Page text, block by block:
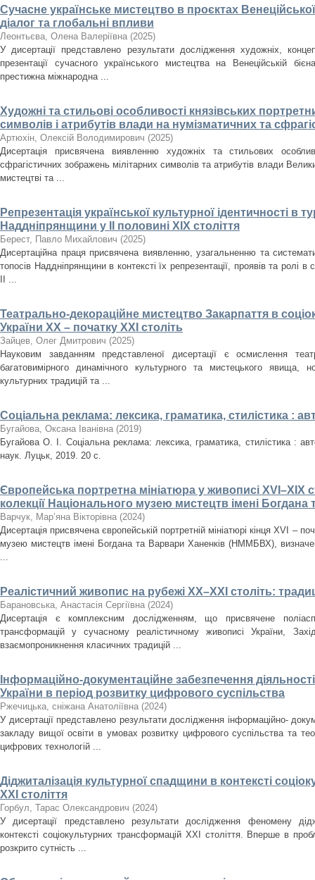
Сучасне українське мистецтво в проєктах
діалог та глобальні впливи
Леонтьєва, Олена Валеріївна (2025)
У дисертації представлено результати дослідження художніх,
презентації сучасного українського мистецтва на Венеційській
престижна міжнародна ...
Художні та стильові особливості князівських
символів і атрибутів влади на нумізматичних та
Артюхін, Олексій Володимирович (2025)
Дисертація присвячена виявленню художніх та стильових
сфрагістичних зображень мілітарних символів та атрибутів влади
мистецтві та ...
Репрезентація української культурної ідентичності в
Наддніпрянщини у ІІ половині XIX століття
Берест, Павло Михайлович (2025)
Дисертаційна праця присвячена виявленню, узагальненню та
топосів Наддніпрянщини в контексті їх репрезентації, проявів та ролі в
ІІ ...
Театрально-декораційне мистецтво Закарпаття в
України ХХ – початку ХХІ століть
Зайцев, Олег Дмитрович (2025)
Науковим завданням представленої дисертації є осмислення
багатовимірного динамічного культурного та мистецького явища,
культурних традицій та ...
Соціальна реклама: лексика, граматика, стилістика :
Бугайова, Оксана Іванівна (2019)
Бугайова О. І. Соціальна реклама: лексика, граматика, стилістика :
наук. Луцьк, 2019. 20 с.
Європейська портретна мініатюра у живописі XVI–XIX
колекції Національного музею мистецтв імені Богдана
Варчук, Мар’яна Вікторівна (2024)
Дисертація присвячена європейській портретній мініатюрі кінця XVI –
музею мистецтв імені Богдана та Варвари Ханенків (НММБВХ),
...
Реалістичний живопис на рубежі ХХ–ХХІ століть:
Барановська, Анастасія Сергіївна (2024)
Дисертація є комплексним дослідженням, що присвячене
трансформацій у сучасному реалістичному живописі України,
взаємопроникнення класичних традицій ...
Інформаційно-документаційне забезпечення
України в період розвитку цифрового суспільства
Ржечицька, сніжана Анатоліївна (2024)
У дисертації представлено результати дослідження інформаційно-
закладу вищої освіти в умовах розвитку цифрового суспільства та
цифрових технологій ...
Діджиталізація культурної спадщини в контексті
ХХІ століття
Горбул, Тарас Олександрович (2024)
У дисертації представлено результати дослідження феномену
контексті соціокультурних трансформацій ХХІ століття. Вперше в
розкрито сутність ...